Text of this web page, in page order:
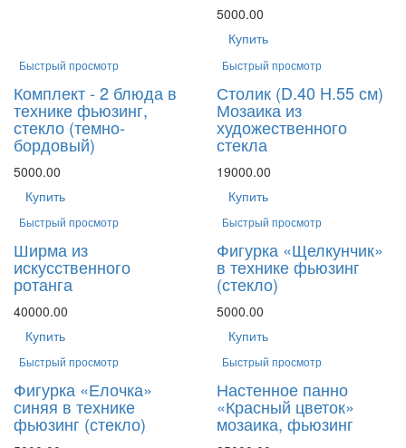
5000.00
Купить
Быстрый просмотр
Комплект - 2 блюда в
технике фьюзинг,
стекло (темно-
бордовый)
5000.00
Купить
Быстрый просмотр
Столик (D.40 H.55 см)
Мозаика из
художественного
стекла
19000.00
Купить
Быстрый просмотр
Ширма из
искусственного
ротанга
40000.00
Купить
Быстрый просмотр
Фигурка «Щелкунчик»
в технике фьюзинг
(стекло)
5000.00
Купить
Быстрый просмотр
Фигурка «Елочка»
синяя в технике
фьюзинг (стекло)
Быстрый просмотр
Настенное панно
«Красный цветок»
мозаика, фьюзинг